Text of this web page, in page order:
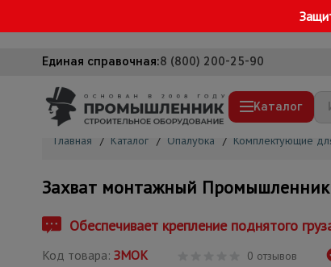
Единая справочная:8 (800) 200-25-90
Каталог
Вышки-туры
Сетка, тенты, брезенты
Главная / Каталог / Опалубка / Комплектующие
Захват монтажный
Обеспечивает крепление поднятого
Код товара: ЗМОК 0 отзывов